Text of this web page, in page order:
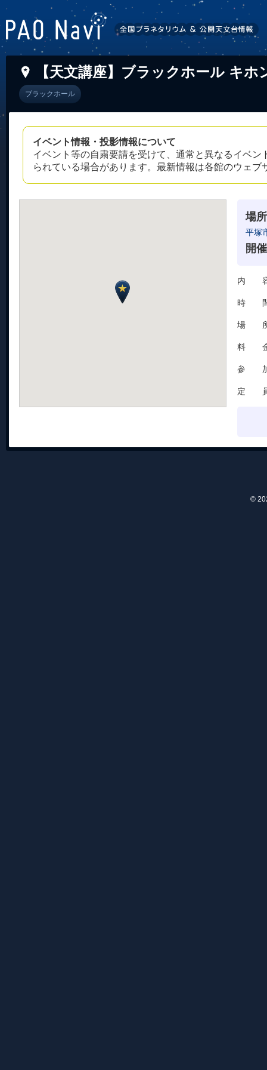
【天文講座】ブラックホール キホ
ブラックホール
イベント情報・投影情報について
イベント等の自粛要請を受けて、通常と異なるイベ
られている場合があります。最新情報は各館のウェ
場所
平塚
開
内 容
時 間
場 所
料 金
参 加
定 員
©